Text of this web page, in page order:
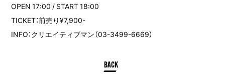
OPEN 17:00 / START 18:00
TICKET：前売り¥7,900-
INFO：クリエイティブマン（03-3499-6669）